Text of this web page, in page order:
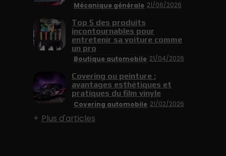
Mécanique générale 21/06/2026
Boutique automobile 21/04/2026
Top 5 des produits
incontournables pour
entretenir sa voiture comme
un pro
Covering automobile 21/02/2026
Covering ou peinture :
avantages esthétiques et
pratiques du film vinyle
Plus d'articles